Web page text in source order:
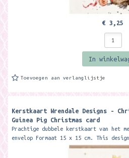
€ 3,25
In
Toevoegen aan verlanglijstje
Kerstkaart Wrendale Designs -
Guinea Pig Christmas card ​
Prachtige dubbele kerstkaart van het
envelop Formaat 15 x 15 cm. This